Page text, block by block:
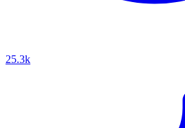
25.3k